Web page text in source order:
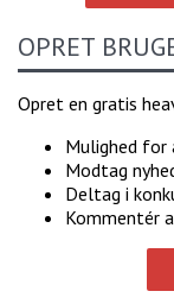
OPRET
Opret en gratis
Mulighed for
Modtag
Deltag i
Kommentér